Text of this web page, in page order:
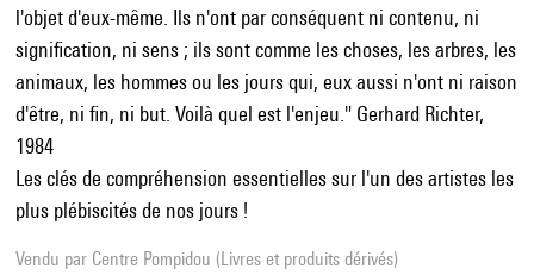
l'objet d'eux-même. Ils n'ont par conséquent ni contenu, ni
signification, ni sens ; ils sont comme les choses, les arbres, les
animaux, les hommes ou les jours qui, eux aussi n'ont ni raison
d'être, ni fin, ni but. Voilà quel est l'enjeu." Gerhard Richter,
1984
Les clés de compréhension essentielles sur l'un des artistes les
plus plébiscités de nos jours !
Vendu par Centre Pompidou (Livres et produits dérivés)